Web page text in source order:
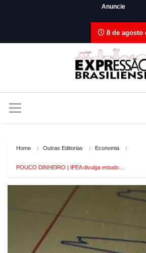
Anuncie
8 de agosto
Home Outras Editorias Economia
POUCO DINHEIRO | IPEA divulga estudo…